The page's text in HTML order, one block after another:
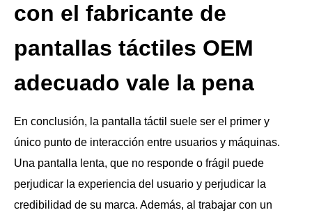
con el fabricante de
pantallas táctiles OEM
adecuado vale la pena
En conclusión, la pantalla táctil suele ser el primer y
único punto de interacción entre usuarios y máquinas.
Una pantalla lenta, que no responde o frágil puede
perjudicar la experiencia del usuario y perjudicar la
credibilidad de su marca. Además, al trabajar con un